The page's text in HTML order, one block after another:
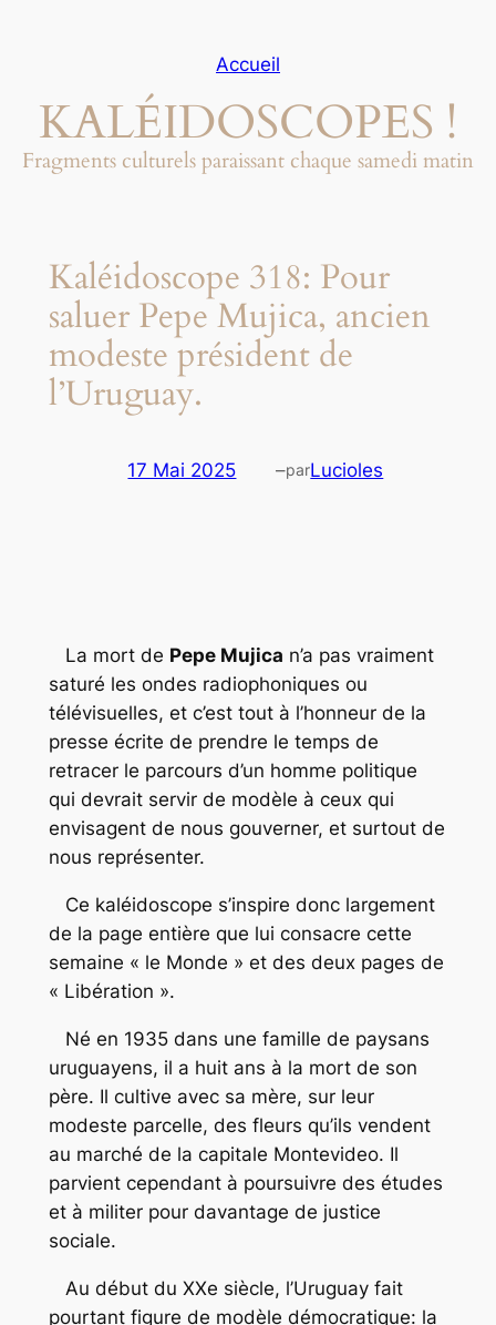
Accueil
KALÉIDOSCOPES !
Fragments culturels paraissant chaque samedi matin
Kaléidoscope 318: Pour
saluer Pepe Mujica, ancien
modeste président de
l’Uruguay.
17 Mai 2025 –parLucioles
La mort de Pepe Mujica n’a pas vraiment
saturé les ondes radiophoniques ou
télévisuelles, et c’est tout à l’honneur de la
presse écrite de prendre le temps de
retracer le parcours d’un homme politique
qui devrait servir de modèle à ceux qui
envisagent de nous gouverner, et surtout de
nous représenter.
Ce kaléidoscope s’inspire donc largement
de la page entière que lui consacre cette
semaine « le Monde » et des deux pages de
« Libération ».
Né en 1935 dans une famille de paysans
uruguayens, il a huit ans à la mort de son
père. Il cultive avec sa mère, sur leur
modeste parcelle, des fleurs qu’ils vendent
au marché de la capitale Montevideo. Il
parvient cependant à poursuivre des études
et à militer pour davantage de justice
sociale.
Au début du XXe siècle, l’Uruguay fait
pourtant figure de modèle démocratique: la